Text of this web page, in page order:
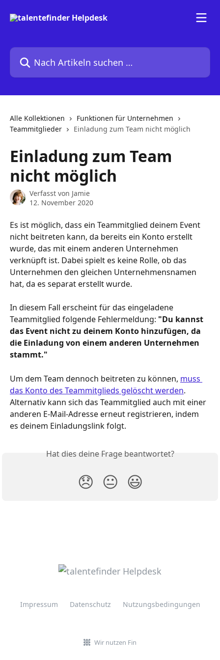
Nach Artikeln suchen …
Alle Kollektionen
Funktionen für Unternehmen
Teammitglieder
Einladung zum Team nicht möglich
Einladung zum Team
nicht möglich
Verfasst von Jamie
12. November 2020
Es ist möglich, dass ein Teammitglied deinem Event
nicht beitreten kann, da bereits ein Konto erstellt
wurde, das mit einem anderen Unternehmen
verknüpft ist. Dabei spielt es keine Rolle, ob das
Unternehmen den gleichen Unternehmensnamen
hat, da es separat erstellt wurde.
In diesem Fall erscheint für das eingeladene
Teammitglied folgende Fehlermeldung: "Du kannst
das Event nicht zu deinem Konto hinzufügen, da
die Einladung von einem anderen Unternehmen
stammt."
Um dem Team dennoch beitreten zu können, muss
das Konto des Teammitglieds gelöscht werden.
Alternativ kann sich das Teammitglied auch mit einer
anderen E-Mail-Adresse erneut registrieren, indem
es deinem Einladungslink folgt.
Hat dies deine Frage beantwortet?
😞 😐 😃
Impressum Datenschutz Nutzungsbedingungen
Wir nutzen Fin